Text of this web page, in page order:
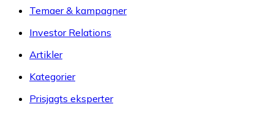
Temaer & kampagner
Investor Relations
Artikler
Kategorier
Prisjagts eksperter